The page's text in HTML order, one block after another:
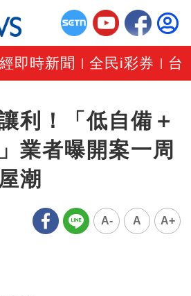
即時新聞 |全民i彩券 台
利！「低自備＋
業者曝開案一周
潮
A- A A+